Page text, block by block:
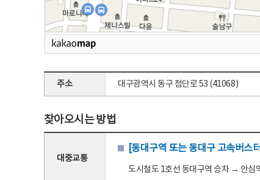
주소 대구광역시 동구 첨단로 53 (41068)
찾아오시는 방법
대중교통
[동대구역 또는 동대구 고속버스
도시철도 1호선 동대구역 승차 → 안심